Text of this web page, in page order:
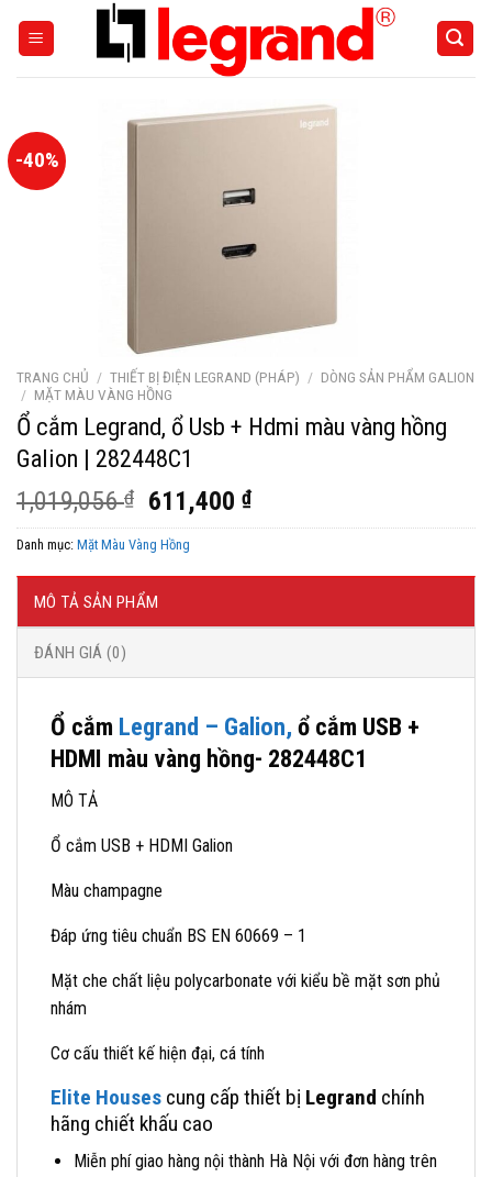
-40%
TRANG CHỦ / THIẾT BỊ ĐIỆN LEGRAND (PHÁP) / DÒNG SẢN PHẨM GALION
/ MẶT MÀU VÀNG HỒNG
Ổ cắm Legrand, ổ Usb + Hdmi màu vàng hồng
Galion | 282448C1
1,019,056₫
Giá
gốc
là:
1,019,056 ₫.
611,400₫Giá
hiện
là:
Danh mục: Mặt Màu Vàng Hồng
MÔ TẢ SẢN PHẨM
ĐÁNH GIÁ (0)
Ổ cắm Legrand – Galion, ổ cắm USB +
HDMI màu vàng hồng- 282448C1
MÔ TẢ
Ổ cắm USB + HDMI Galion
Màu champagne
Đáp ứng tiêu chuẩn BS EN 60669 – 1
Mặt che chất liệu polycarbonate với kiểu bề mặt sơn phủ
nhám
Cơ cấu thiết kế hiện đại, cá tính
Elite Houses cung cấp thiết bị Legrand chính
hãng chiết khấu cao
Miễn phí giao hàng nội thành Hà Nội với đơn hàng trên